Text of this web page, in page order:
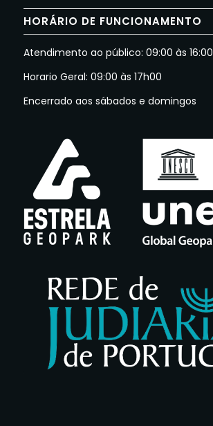
HORÁRIO DE FUNCIONAMENTO
Atendimento ao público: 09:00 às 16:00
Horario Geral: 09:00 às 17h00
Encerrado aos sábados e domingos